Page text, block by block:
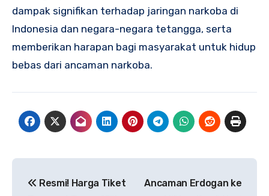
dampak signifikan terhadap jaringan narkoba di
Indonesia dan negara-negara tetangga, serta
memberikan harapan bagi masyarakat untuk hidup
bebas dari ancaman narkoba.
Resmi! Harga Tiket
Ancaman Erdogan ke